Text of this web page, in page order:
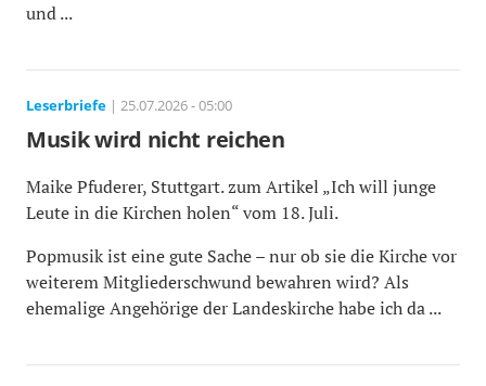
und ...
Leserbriefe | 25.07.2026 - 05:00
Musik wird nicht reichen
Maike Pfuderer, Stuttgart. zum Artikel „Ich will junge
Leute in die Kirchen holen“ vom 18. Juli.
Popmusik ist eine gute Sache – nur ob sie die Kirche vor
weiterem Mitgliederschwund bewahren wird? Als
ehemalige Angehörige der Landeskirche habe ich da ...